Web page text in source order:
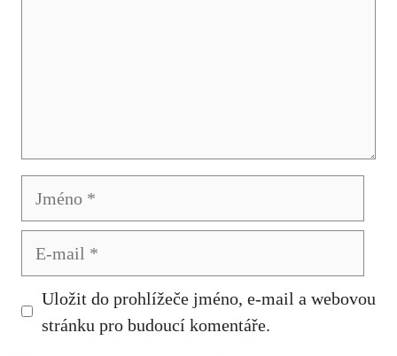
Jméno
Uložit do prohlížeče jméno, e-mail a webovou
stránku pro budoucí komentáře.